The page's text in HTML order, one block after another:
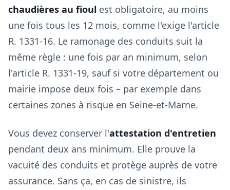
chaudières au fioul est obligatoire, au moins
une fois tous les 12 mois, comme l'exige l'article
R. 1331-16. Le ramonage des conduits suit la
même règle : une fois par an minimum, selon
l'article R. 1331-19, sauf si votre département ou
mairie impose deux fois – par exemple dans
certaines zones à risque en Seine-et-Marne.
Vous devez conserver l'attestation d'entretien
pendant deux ans minimum. Elle prouve la
vacuité des conduits et protège auprès de votre
assurance. Sans ça, en cas de sinistre, ils